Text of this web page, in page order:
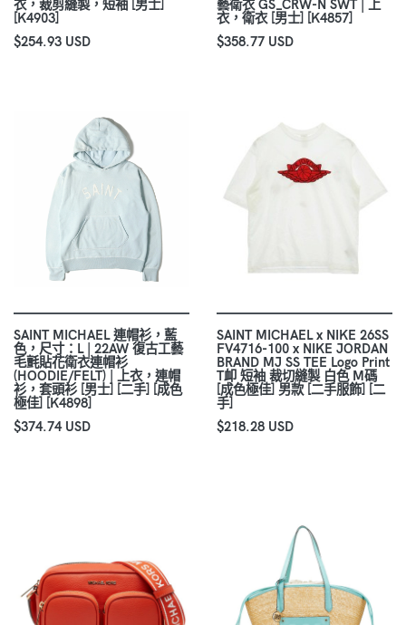
衣，裁剪縫製，短袖 [男士]
[K4903]
$254.93 USD
藝衛衣 GS_CRW-N SWT | 上
衣，衛衣 [男士] [K4857]
$358.77 USD
SAINT MICHAEL 連帽衫，藍
色，尺寸：L | 22AW 復古工藝
毛氈貼花衛衣連帽衫
(HOODIE/FELT) | 上衣，連帽
衫，套頭衫 [男士] [二手] [成色
極佳] [K4898]
$374.74 USD
SAINT MICHAEL x NIKE 26SS
FV4716-100 x NIKE JORDAN
BRAND MJ SS TEE Logo Print
T卹 短袖 裁切縫製 白色 M碼
[成色極佳] 男款 [二手服飾] [二
手]
$218.28 USD